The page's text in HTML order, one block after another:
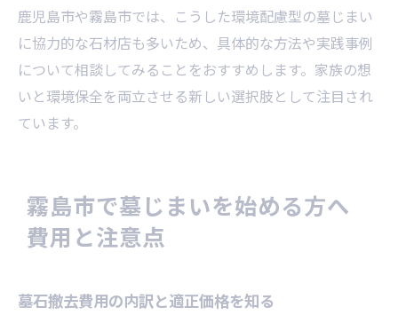
鹿児島市や霧島市では、こうした環境配慮型の墓じまい
に協力的な石材店も多いため、具体的な方法や実践事例
について相談してみることをおすすめします。家族の想
いと環境保全を両立させる新しい選択肢として注目され
ています。
霧島市で墓じまいを始める方へ
費用と注意点
墓石撤去費用の内訳と適正価格を知る